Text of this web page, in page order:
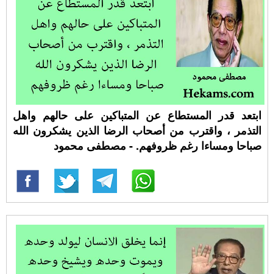
ابتعد قدر المستطاع عن المتباكين على حالهم واهل
التذمر ، واقترب من أصحاب الرضا الذين يشكرون الله
صباحا ومساءا رغم ظروفهم. - مصطفى محمود